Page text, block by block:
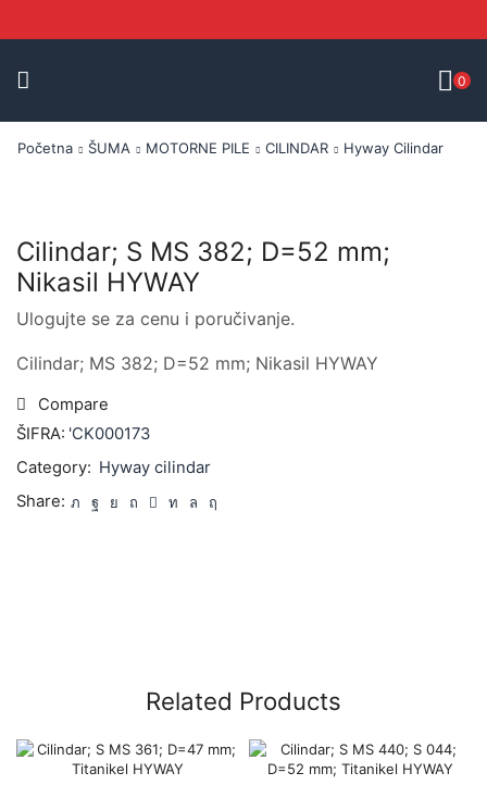
0
Početna ŠUMA MOTORNE PILE CILINDAR Hyway Cilindar
Cilindar; S MS 382; D=52 mm;
Nikasil HYWAY
Ulogujte se za cenu i poručivanje.
Cilindar; MS 382; D=52 mm; Nikasil HYWAY
Compare
ŠIFRA: 'CK000173
Category: Hyway cilindar
Share:
Related Products